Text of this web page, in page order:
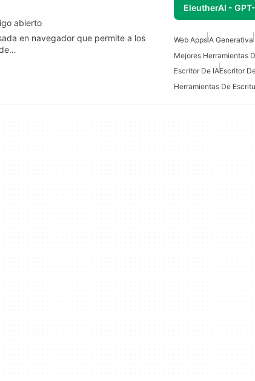
abierto
EleutherAI -
en navegador que permite a los
Web AppsIA Generativa
Escritor De IAEscritor